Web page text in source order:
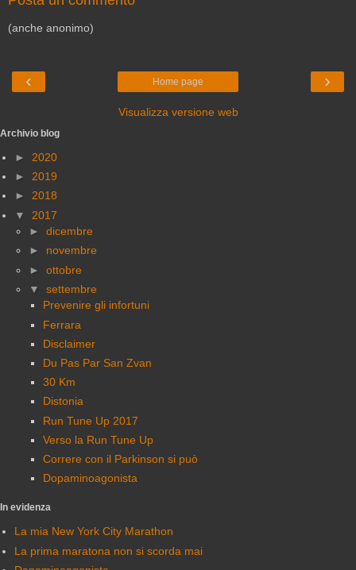
(anche anonimo)
‹ ›
Home page
Visualizza versione web
Archivio blog
► 2020
► 2019
► 2018
▼ 2017
► dicembre
► novembre
► ottobre
▼ settembre
Prevenire gli infortuni
Ferrara
Disclaimer
Du Pas Par San Zvan
30 Km
Distonia
Run Tune Up 2017
Verso la Run Tune Up
Correre con il Parkinson si può
Dopaminoagonista
In evidenza
La mia New York City Marathon
La prima maratona non si scorda mai